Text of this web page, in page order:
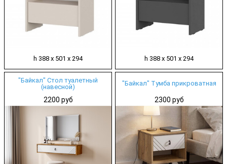
h 388 х 501 х 294 h 388 х 501 х 294
"Байкал" Стол туалетный
(навесной)
2200 руб
"Байкал" Тумба прикроватная
2300 руб